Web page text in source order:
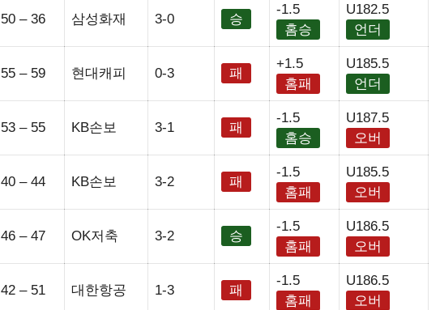
50 – 36 삼성화재 3-0 승
-1.5
홈승
U182.5
언더
55 – 59 현대캐피 0-3 패
+1.5
홈패
U185.5
언더
53 – 55 KB손보 3-1 패
-1.5
홈승
U187.5
오버
40 – 44 KB손보 3-2 패
-1.5
홈패
U185.5
오버
46 – 47 OK저축 3-2 승
-1.5
홈패
U186.5
오버
42 – 51 대한항공 1-3 패
-1.5
홈패
U186.5
오버